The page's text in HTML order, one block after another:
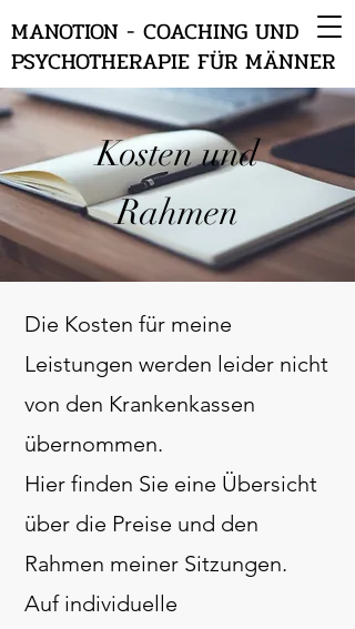
MANOTION - COACHING UND
PSYCHOTHERAPIE FÜR MÄNNER
Kosten und
Rahmen
Die Kosten für meine
Leistungen werden leider nicht
von den Krankenkassen
übernommen.
Hier finden Sie eine Übersicht
über die Preise und den
Rahmen meiner Sitzungen.
Auf individuelle